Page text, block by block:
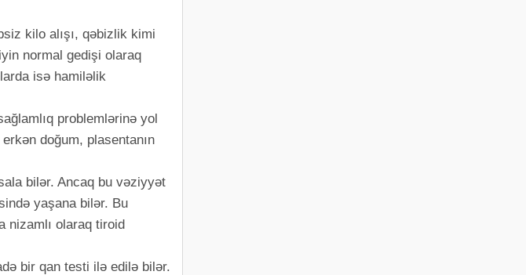
kilo alışı, qəbizlik kimi
normal gedişi olaraq
isə hamiləlik
problemlərinə yol
doğum, plasentanın
bilər. Ancaq bu vəziyyət
yaşana bilər. Bu
nizamlı olaraq tiroid
bir qan testi ilə edilə bilər.